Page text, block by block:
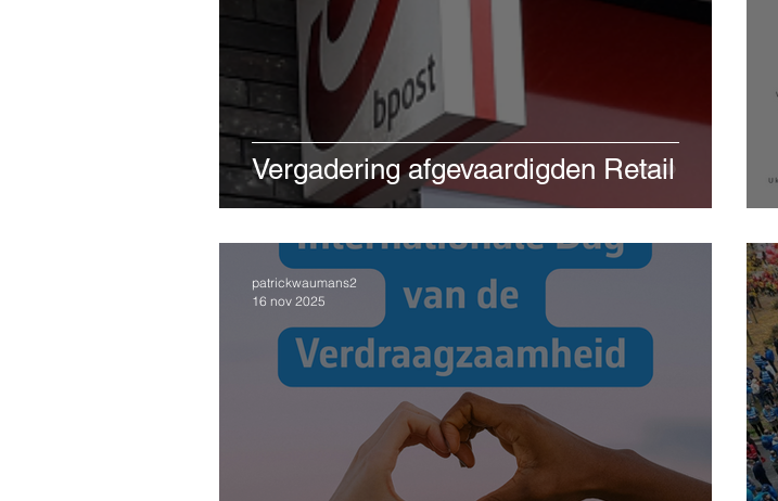
Vergadering afgevaardigden Retail
patrickwaumans2
16 nov 2025